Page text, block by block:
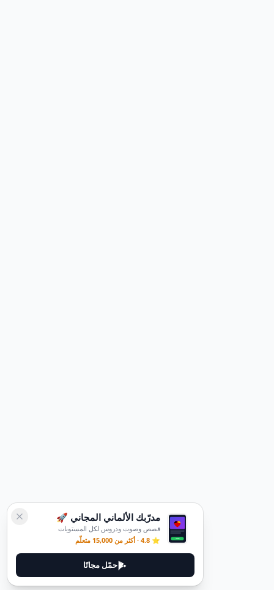
مدرّبك الألماني المجاني 🚀
قصص وصوت ودروس لكل المستويات
⭐ 4.8 · أكثر من 15,000 متعلّم
حمّل مجانًا